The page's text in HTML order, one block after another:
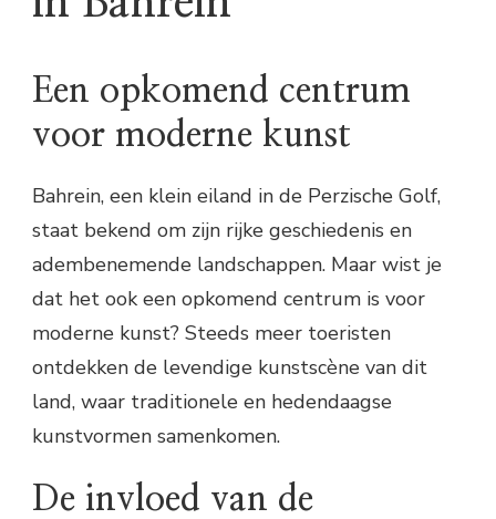
Een opkomend centrum
voor moderne kunst
Bahrein, een klein eiland in de Perzische Golf,
staat bekend om zijn rijke geschiedenis en
adembenemende landschappen. Maar wist je
dat het ook een opkomend centrum is voor
moderne kunst? Steeds meer toeristen
ontdekken de levendige kunstscène van dit
land, waar traditionele en hedendaagse
kunstvormen samenkomen.
De invloed van de